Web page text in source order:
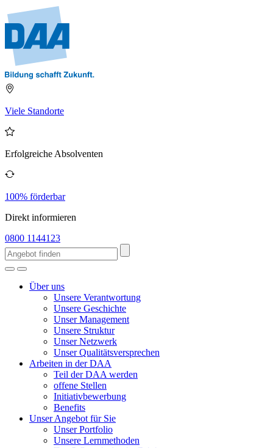
Viele Standorte
Erfolgreiche Absolventen
100% förderbar
Direkt informieren
0800 1144123
Über uns
Unsere Verantwortung
Unsere Geschichte
Unser Management
Unsere Struktur
Unser Netzwerk
Unser Qualitätsversprechen
Arbeiten in der DAA
Teil der DAA werden
offene Stellen
Initiativbewerbung
Benefits
Unser Angebot für Sie
Unser Portfolio
Unsere Lernmethoden